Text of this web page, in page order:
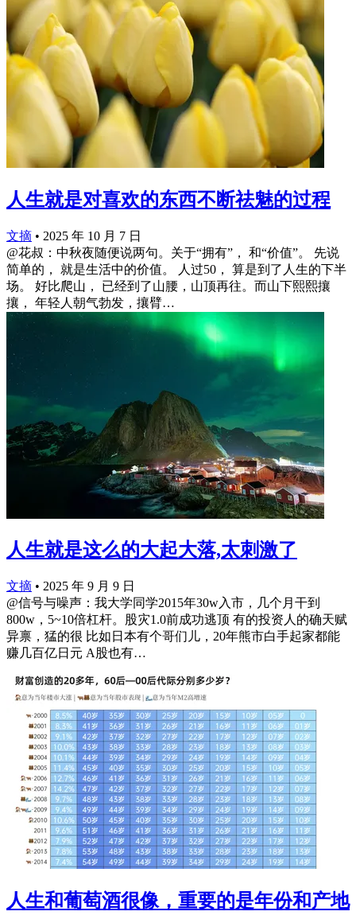
人生就是对喜欢的东西不断祛魅的过程
文摘 • 2025 年 10 月 7 日
@花叔：中秋夜随便说两句。关于“拥有”， 和“价值”。 先说
简单的， 就是生活中的价值。 人过50， 算是到了人生的下半
场。 好比爬山， 已经到了山腰，山顶再往。而山下熙熙攘
攘， 年轻人朝气勃发，攘臂…
人生就是这么的大起大落,太刺激了
文摘 • 2025 年 9 月 9 日
@信号与噪声：我大学同学2015年30w入市，几个月干到
800w，5~10倍杠杆。股灾1.0前成功逃顶 有的投资人的确天赋
异禀，猛的很 比如日本有个哥们儿，20年熊市白手起家都能
赚几百亿日元 A股也有…
人生和葡萄酒很像，重要的是年份和产地